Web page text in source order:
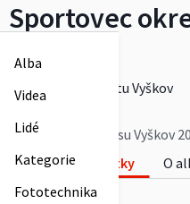
Alba
Videa
Lidé
Kategorie
Fototechnika
Sportovec
Více
Česká unie sportu Vyškov
Sportovec okresu Vyškov
Fotky
O
0